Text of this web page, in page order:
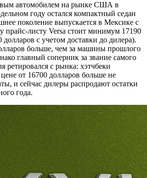
автомобилем на рынке США в
году остался компактный седан
поколение выпускается в Мексике с
прайс-листу Versa стоит минимум 17190
с учетом доставки до дилера).
больше, чем за машины прошлого
главный соперник за звание самого
ретировался с рынка: хэтчбеки
от 16700 долларов больше не
и сейчас дилеры распродают остатки
года.